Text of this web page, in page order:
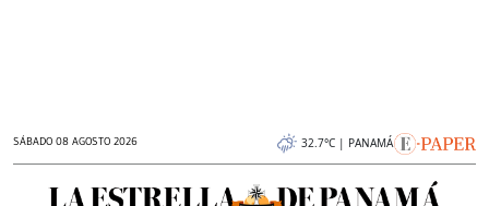
SÁBADO 08 AGOSTO 2026 32.7°C | PANAMÁ